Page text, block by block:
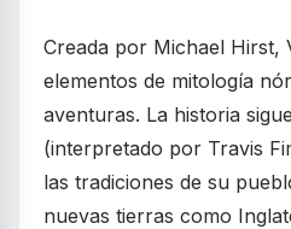
Creada por Michael Hirst,
elementos de mitología
aventuras. La historia
(interpretado por Travis
las tradiciones de su
nuevas tierras como